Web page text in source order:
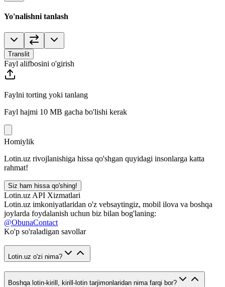
Yo'nalishni tanlash
Translit
Fayl alifbosini o'girish
Faylni torting yoki tanlang
Fayl hajmi 10 MB gacha bo'lishi kerak
Homiylik
Lotin.uz rivojlanishiga hissa qo'shgan quyidagi insonlarga katta
rahmat!
Siz ham hissa qo'shing!
Lotin.uz API Xizmatlari
Lotin.uz imkoniyatlaridan o'z vebsaytingiz, mobil ilova va boshqa
joylarda foydalanish uchun biz bilan bog'laning:
@ObunaContact
Ko'p so'raladigan savollar
Lotin.uz o'zi nima?
Boshqa lotin-kirill, kirill-lotin tarjimonlaridan nima farqi bor?